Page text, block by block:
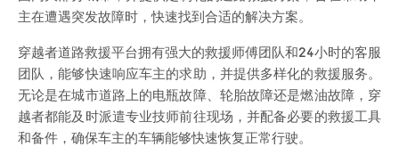
主在遭遇突发故障时，快速找到合适的解决方案。
穿越者道路救援平台拥有强大的救援师傅团队和24小时的客服
团队，能够快速响应车主的求助，并提供多样化的救援服务。
无论是在城市道路上的电瓶故障、轮胎故障还是燃油故障，穿
越者都能及时派遣专业技师前往现场，并配备必要的救援工具
和备件，确保车主的车辆能够快速恢复正常行驶。